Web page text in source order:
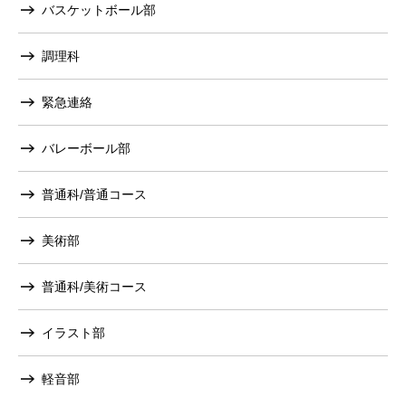
バスケットボール部
調理科
緊急連絡
バレーボール部
普通科/普通コース
美術部
普通科/美術コース
イラスト部
軽音部